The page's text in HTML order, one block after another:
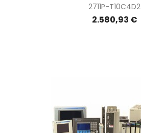
2711P-T10C4D2
2.580,93 €